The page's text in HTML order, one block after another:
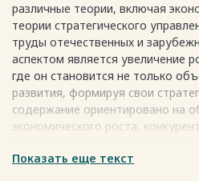
различные теории, включая
теории стратегического
труды отечественных и
аспектом является увеличение
где он становится не только
развития, формируя свои
содержание ориентировано на
экономического роста,
эффективности производства,
Показать еще текст